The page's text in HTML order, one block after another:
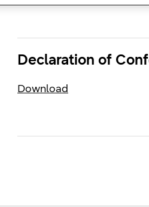
Declaration of
Download